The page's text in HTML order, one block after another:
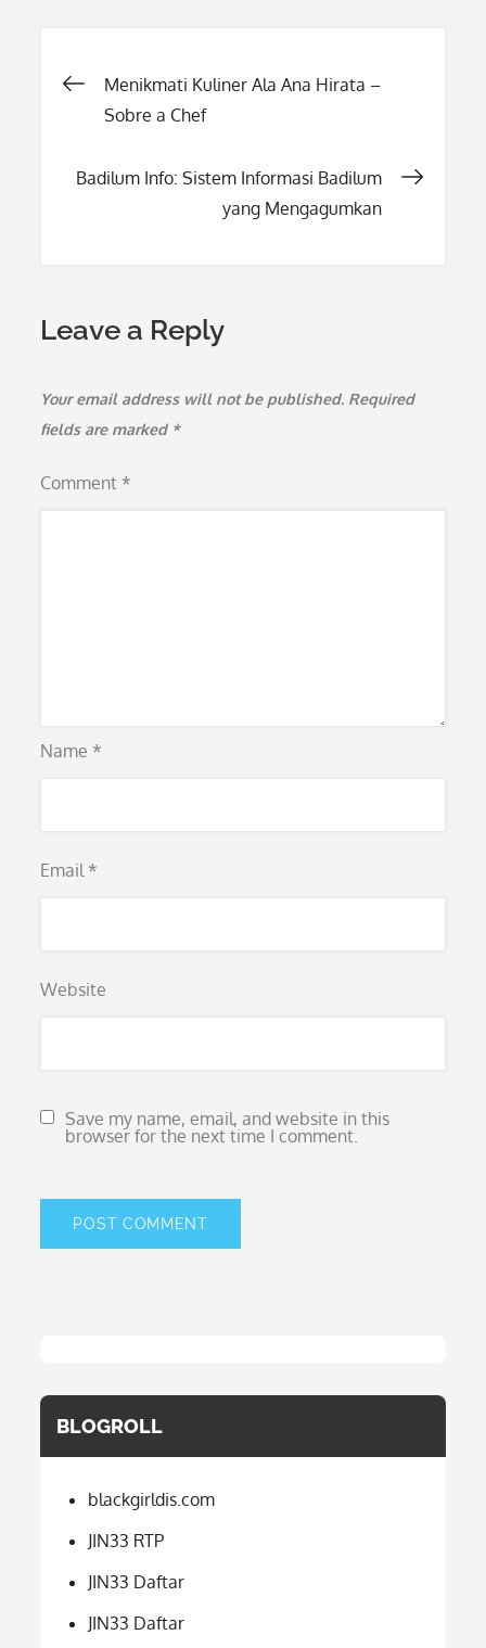
Post
Menikmati Kuliner Ala Ana Hirata –
Sobre a Chef
Badilum Info: Sistem Informasi Badilum
yang Mengagumkan
Leave a Reply
Your email address will not be published. Required
fields are marked *
Comment *
Name *
Email *
Website
Save my name, email, and website in this
browser for the next time I comment.
BLOGROLL
blackgirldis.com
JIN33 RTP
JIN33 Daftar
JIN33 Daftar